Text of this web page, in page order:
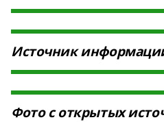
Источник
Фото с открытых